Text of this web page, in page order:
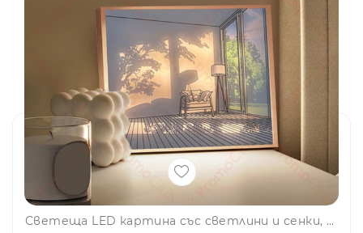
Светеща LED картина със светлини и сенки, модерен минималистичен дизайн, USB захранване - EMPTY ROOM